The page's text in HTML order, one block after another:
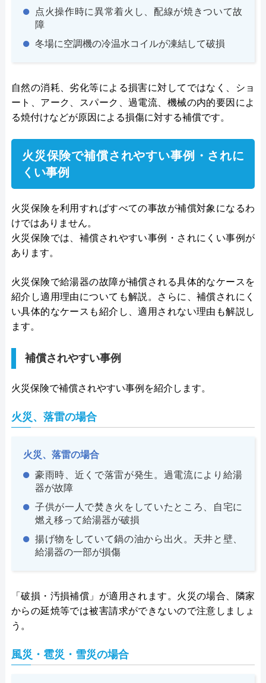
点火操作時に異常着火し、配線が焼きついて故
障
冬場に空調機の冷温水コイルが凍結して破損
自然の消耗、劣化等による損害に対してではなく、ショ
ート、アーク、スパーク、過電流、機械の内的要因によ
る焼付けなどが原因による損傷に対する補償です。
火災保険で補償されやすい事例・されに
くい事例
火災保険を利用すればすべての事故が補償対象になるわ
けではありません。
火災保険では、補償されやすい事例・されにくい事例が
あります。
火災保険で給湯器の故障が補償される具体的なケースを
紹介し適用理由についても解説。さらに、補償されにく
い具体的なケースも紹介し、適用されない理由も解説し
ます。
補償されやすい事例
火災保険で補償されやすい事例を紹介します。
火災、落雷の場合
火災、落雷の場合
豪雨時、近くで落雷が発生。過電流により給湯
器が故障
子供が一人で焚き火をしていたところ、自宅に
燃え移って給湯器が破損
揚げ物をしていて鍋の油から出火。天井と壁、
給湯器の一部が損傷
「破損・汚損補償」が適用されます。火災の場合、隣家
からの延焼等では被害請求ができないので注意しましょ
う。
風災・雹災・雪災の場合